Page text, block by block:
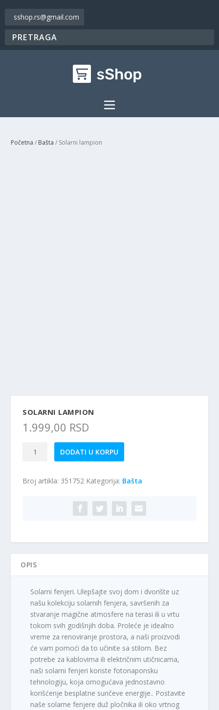
sshop.rs@gmail.com
Početna / Bašta / Solarni lampion
SOLARNI LAMPION
1.999,00 RSD
DODATI U KORPU
Broj artikla: 351752 Kategorija: Bašta
OPIS
Solarni fenjeri. Ulepšajte svoj dom i dvorište uz
našu kolekciju solarnih fenjera, savršenih za
stvaranje magične atmosfere na terasi ili u vrtu
tokom svih godišnjih doba. Proleće je idealno
vreme za renoviranje prostora, a naši proizvodi
će vam pomoći da to učinite sa stilom. Bez
potrebe za kablovima ili električnim utičnicama,
naši solarni fenjeri koriste fotonaponsku
tehnologiju, koja omogućava jednostavno
korišćenje besplatne sunčeve energije.. Postavite
naše solarne fenjere duž pločnika ili oko vrtnog